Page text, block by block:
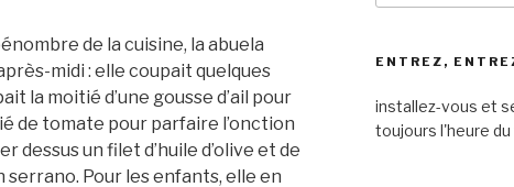
de la cuisine, la abuela
midi : elle coupait quelques
la moitié d’une gousse d’ail pour
de tomate pour parfaire l’onction
dessus un filet d’huile d’olive et de
Pour les enfants, elle en
:
ENTREZ,
installez-vous et
toujours l'heure du